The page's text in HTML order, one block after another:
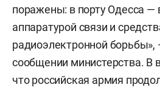
поражены: в порту Одесса —
аппаратурой связи и
радиоэлектронной борьбы»,
сообщении министерства. В
что российская армия